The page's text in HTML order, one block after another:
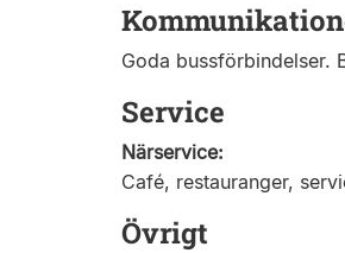
Goda bussförbindelser.
Service
Närservice:
Café, restauranger,
Övrigt